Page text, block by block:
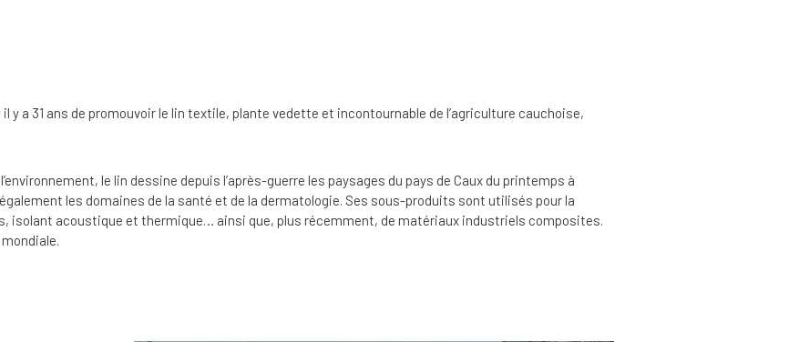
y a 31 ans de promouvoir le lin textile, plante vedette et incontournable de l’agriculture cauchoise,
le lin dessine depuis l’après-guerre les paysages du pays de Caux du printemps à
les domaines de la santé et de la dermatologie. Ses sous-produits sont utilisés pour la
isolant acoustique et thermique… ainsi que, plus récemment, de matériaux industriels composites.